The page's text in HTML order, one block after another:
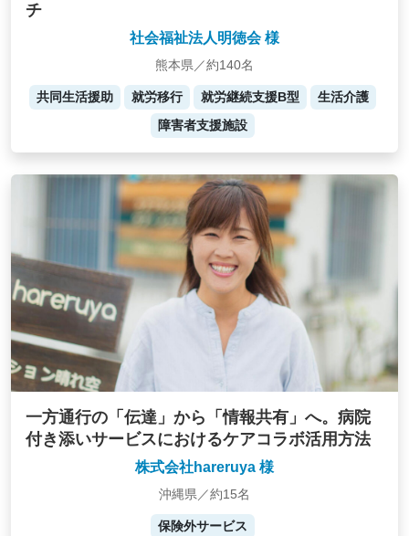
チ
社会福祉法人明徳会 様
熊本県／約140名
共同生活援助 就労移行 就労継続支援B型
生活介護
障害者支援施設
一方通行の「伝達」から「情報共有」へ。病院
付き添いサービスにおけるケアコラボ活用方法
株式会社hareruya 様
沖縄県／約15名
保険外サービス